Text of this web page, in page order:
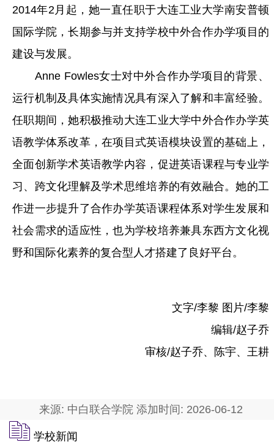
2014年2月起，她一直任职于大连工业大学南安普顿
国际学院，长期参与并支持学校中外合作办学项目的
建设与发展。
Anne Fowles女士对中外合作办学项目的背景、
运行机制及具体实施情况具有深入了解和丰富经验。
任职期间，她积极推动大连工业大学中外合作办学英
语教学体系改革，在项目式英语模块设置的基础上，
全面创新学术英语教学内容，促进英语课程与专业学
习、跨文化理解及学术思维培养的有效融合。她的工
作进一步提升了合作办学英语课程体系对学生发展和
社会需求的适应性，也为学校培养兼具东西方文化视
野和国际化素养的复合型人才搭建了良好平台。
文字/李黎 图片/李黎
编辑/赵子乔
审核/赵子乔、陈宇、王耕
来源: 中白联合学院 添加时间: 2026-06-12
学校新闻